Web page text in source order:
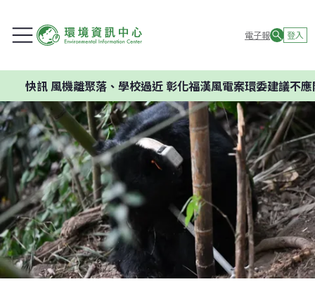
電子報 登入
聚落、學校過近 彰化福漢風電案環委建議不應開發